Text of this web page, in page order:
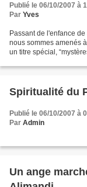
Publié le 06/10/2007 à
Par Yves
Passant de l'enfance
nous sommes amenés
un titre spécial,
Spiritualité du
Publié le 06/10/2007 à
Par Admin
Un ange